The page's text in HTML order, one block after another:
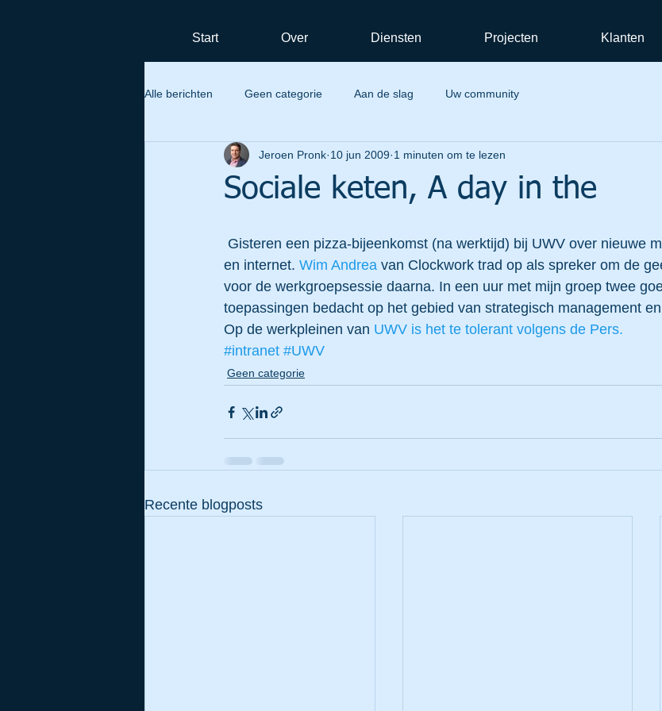
Start Over Diensten Projecten Klanten
Alle berichten Geen categorie Aan de slag Uw community
Sociale keten, A day in the
Jeroen Pronk 10 jun 2009 1 minuten om te lezen
en internet. Wim Andrea van Clockwork trad op als spreker om de
voor de werkgroepsessie daarna. In een uur met mijn groep twee
toepassingen bedacht op het gebied van strategisch management
Op de werkpleinen van UWV is het te tolerant volgens de Pers.
#intranet #UWV
Geen categorie
Recente blogposts